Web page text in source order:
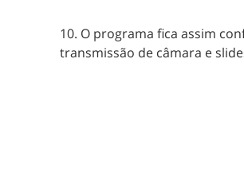
10. O programa fica assim
transmissão de câmara e